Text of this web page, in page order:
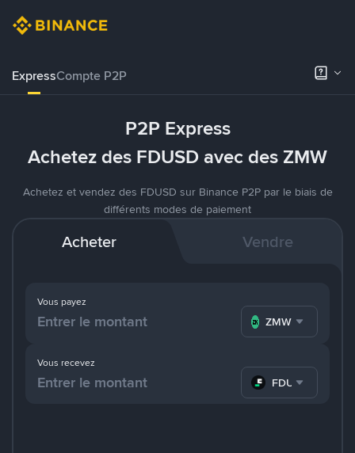
ExpressCompte P2P
P2P Express
Achetez des FDUSD avec des ZMW
Achetez et vendez des FDUSD sur Binance P2P par le biais de
différents modes de paiement
Acheter Vendre
Vous payez
ZMW
Vous recevez
FDUSD